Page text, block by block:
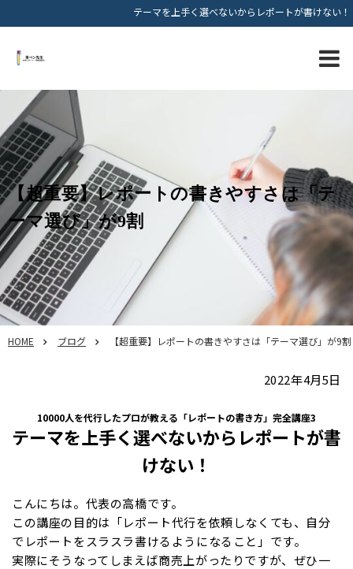
テーマを上手く選べないからレポートが書けない！
【超重要】レポートの書きやすさは「テ
ーマ選び」が9割
HOME ブログ 【超重要】レポートの書きやすさは「テーマ選び」が9割
2022年4月5日
10000人を代行したプロが教える「レポートの書き方」完全講座3
テーマを上手く選べないからレポートが書
けない！
こんにちは。代表の高橋です。
この講座の目的は「レポート代行を依頼しなくても、自分
でレポートをスラスラ書けるようになること」です。
実際にそうなってしまえば商売上がったりですが、ぜひ一